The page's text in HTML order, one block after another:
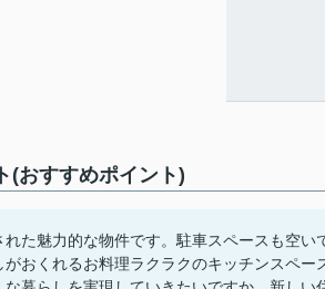
(おすすめポイント)
た魅力的な物件です。駐車スペースも空
おくれるお料理ラクラクのキッチンスペ